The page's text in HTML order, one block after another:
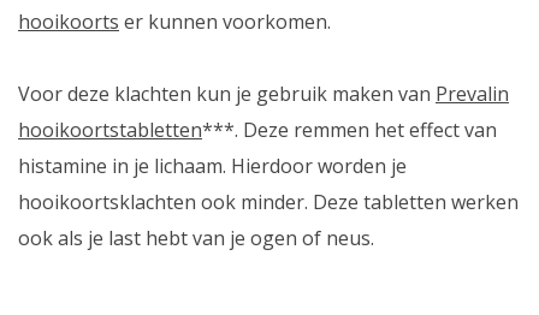
hooikoorts er kunnen voorkomen.
Voor deze klachten kun je gebruik maken van Prevalin
hooikoortstabletten***. Deze remmen het effect van
histamine in je lichaam. Hierdoor worden je
hooikoortsklachten ook minder. Deze tabletten werken
ook als je last hebt van je ogen of neus.